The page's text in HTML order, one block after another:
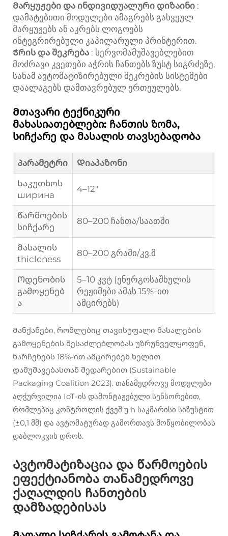
Მარყუჟები და ინდივიდუალური დიზაინი :
დამატებითი მოდულები ამაგრებს გახვეულ
მარყუჟებს ან აკრებს ლოგოებს
ინტეგრირებული კაპილარული პრინტერით.
Ჭრის და შეკრება : სერვომამუშავებლებით
მოძრავი კვეთები აჭრის ჩანთებს ზუსტ სიგრძეზე,
სანამ ავტომატიზირებული შეკრების სისტემები
დაალაგებს დამთავრებულ ერთეულებს.
Მთავარი ტექნიკური
მახასიათებლები: ჩანთის ზომა,
სიჩქარე და მასალის თავსებადობა
Პარამეტრი
Დიაპაზონი
Საკუთხოს
ширина
4–12"
Წარმოების
სიჩქარე
80–200 ჩანთა/საათში
Მასალის
thiclcness
80–200 გრამი/კვ.მ
Ოდენობის
გამოყენებ
ა
5–10 კვტ (ენერგოსაშხულის
რეჟიმები ამას 15%-ით
ამცირებს)
Მანქანები, რომლებიც თავისუფალი მასალების
გამოყენების შესაძლებლობას უზრუნველყოფენ,
ნარჩენებს 18%-ით ამცირებენ ხელით
დამუშავებასთან შედარებით (Sustainable
Packaging Coalition 2023). თანამედროვე მოდელები
აღჭურვილია IoT-ის დამონტაჟებული სენსორებით,
რომლებიც კონტროლის ქვეშ უ h საკმარისი სიზუსტით
(±0,1 მმ) და ავტომატურად გამორთავს მოწყობილობას
დაბლოკვის დროს.
Ავტომატიზაცია და წარმოების
ეფექტიანობა თანამედროვე
ქაღალდის ჩანთების
დამზადებისას